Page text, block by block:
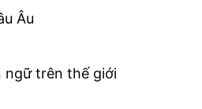
Âu
ngữ trên thế giới